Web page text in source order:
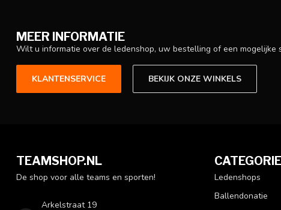
MEER INFORMATIE
Wilt u informatie over de ledenshop, uw bestelling of een mogelijke
KLANTENSERVICE BEKIJK ONZE WINKELS
TEAMSHOP.NL
De shop voor alle teams en sporten!
Arkelstraat 19
Ledenshops
Ballendonatie